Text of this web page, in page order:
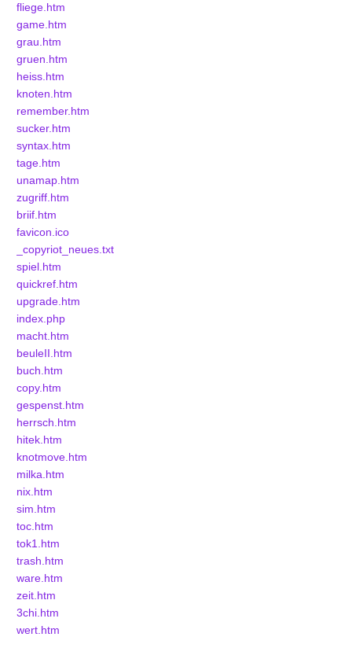
fliege.htm
game.htm
grau.htm
gruen.htm
heiss.htm
knoten.htm
remember.htm
sucker.htm
syntax.htm
tage.htm
unamap.htm
zugriff.htm
briif.htm
favicon.ico
_copyriot_neues.txt
spiel.htm
quickref.htm
upgrade.htm
index.php
macht.htm
beuleII.htm
buch.htm
copy.htm
gespenst.htm
herrsch.htm
hitek.htm
knotmove.htm
milka.htm
nix.htm
sim.htm
toc.htm
tok1.htm
trash.htm
ware.htm
zeit.htm
3chi.htm
wert.htm